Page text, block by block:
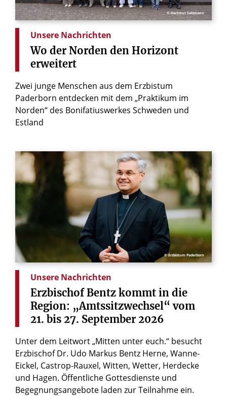
© Hartmut Salzmann
Unsere Nachrichten
Wo der Norden den Horizont
erweitert
Zwei junge Menschen aus dem Erzbistum
Paderborn entdecken mit dem „Praktikum im
Norden“ des Bonifatiuswerkes Schweden und
Estland
© Erzbistum Paderborn
Unsere Nachrichten
Erzbischof Bentz kommt in die
Region: „Amtssitzwechsel“ vom
21. bis 27. September 2026
Unter dem Leitwort „Mitten unter euch.“ besucht
Erzbischof Dr. Udo Markus Bentz Herne, Wanne-
Eickel, Castrop-Rauxel, Witten, Wetter, Herdecke
und Hagen. Öffentliche Gottesdienste und
Begegnungsangebote laden zur Teilnahme ein.